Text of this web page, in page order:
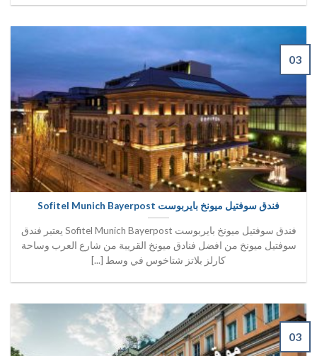
فندق سوفتيل ميونخ بايربوست Sofitel Munich Bayerpost
فندق سوفتيل ميونخ بايربوست Sofitel Munich Bayerpost يعتبر فندق
سوفتيل ميونخ من افضل فنادق ميونخ القريبة من شارع العرب وساحة
كارلز بلاتز شتاخوس في وسط [...]
03
03